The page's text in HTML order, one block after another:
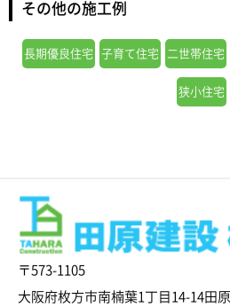
その他の施工例
長期優良住宅 子育て住宅 二世帯住宅
狭小住宅
〒573-1105
大阪府枚方市南楠葉1丁目14-14田